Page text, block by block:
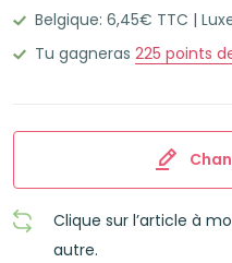
Jaune
Belgique: 6,45€ TTC |
Tu gagneras 225 points
Clique sur l’article à
autre.